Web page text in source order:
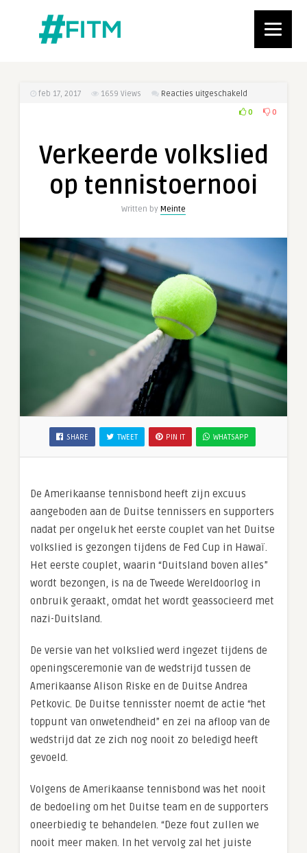
feb 17, 2017 1659 Views Reacties uitgeschakeld
Verkeerde
tennistoernooi
0 0
Verkeerde volkslied
op tennistoernooi
Written by Meinte
SHARE TWEET PIN IT WHATSAPP
De Amerikaanse tennisbond heeft zijn excuus
aangeboden aan de Duitse tennissers en supporters
nadat per ongeluk het eerste couplet van het Duitse
volkslied is gezongen tijdens de Fed Cup in Hawaï.
Het eerste couplet, waarin “Duitsland boven alles”
wordt bezongen, is na de Tweede Wereldoorlog in
onbruik geraakt, omdat het wordt geassocieerd met
nazi-Duitsland.
De versie van het volkslied werd ingezet tijdens de
openingsceremonie van de wedstrijd tussen de
Amerikaanse Alison Riske en de Duitse Andrea
Petkovic. De Duitse tennisster noemt de actie “het
toppunt van onwetendheid” en zei na afloop van de
wedstrijd dat ze zich nog nooit zo beledigd heeft
gevoeld.
Volgens de Amerikaanse tennisbond was het nooit
de bedoeling om het Duitse team en de supporters
oneerbiedig te behandelen. “Deze fout zullen we
nooit meer maken. In het vervolg zal het juiste